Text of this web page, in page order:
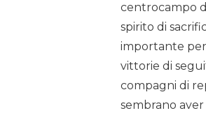
centrocampo
spirito di
importante
vittorie di
compagni di
sembrano